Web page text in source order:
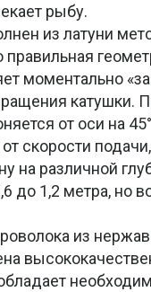
рыбу.
из латуни
правильная
моментально
катушки.
от оси на
скорости
на различной
до 1,2 метра, но
из